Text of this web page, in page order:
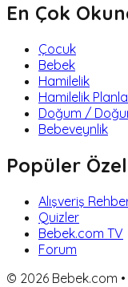
En Çok
Çocuk
Bebek
Hamilelik
Hamilelik
Doğum /
Bebeveynlik
Popüler
Alışveriş
Quizler
Bebek.com TV
Forum
© 2026 Bebek.com •